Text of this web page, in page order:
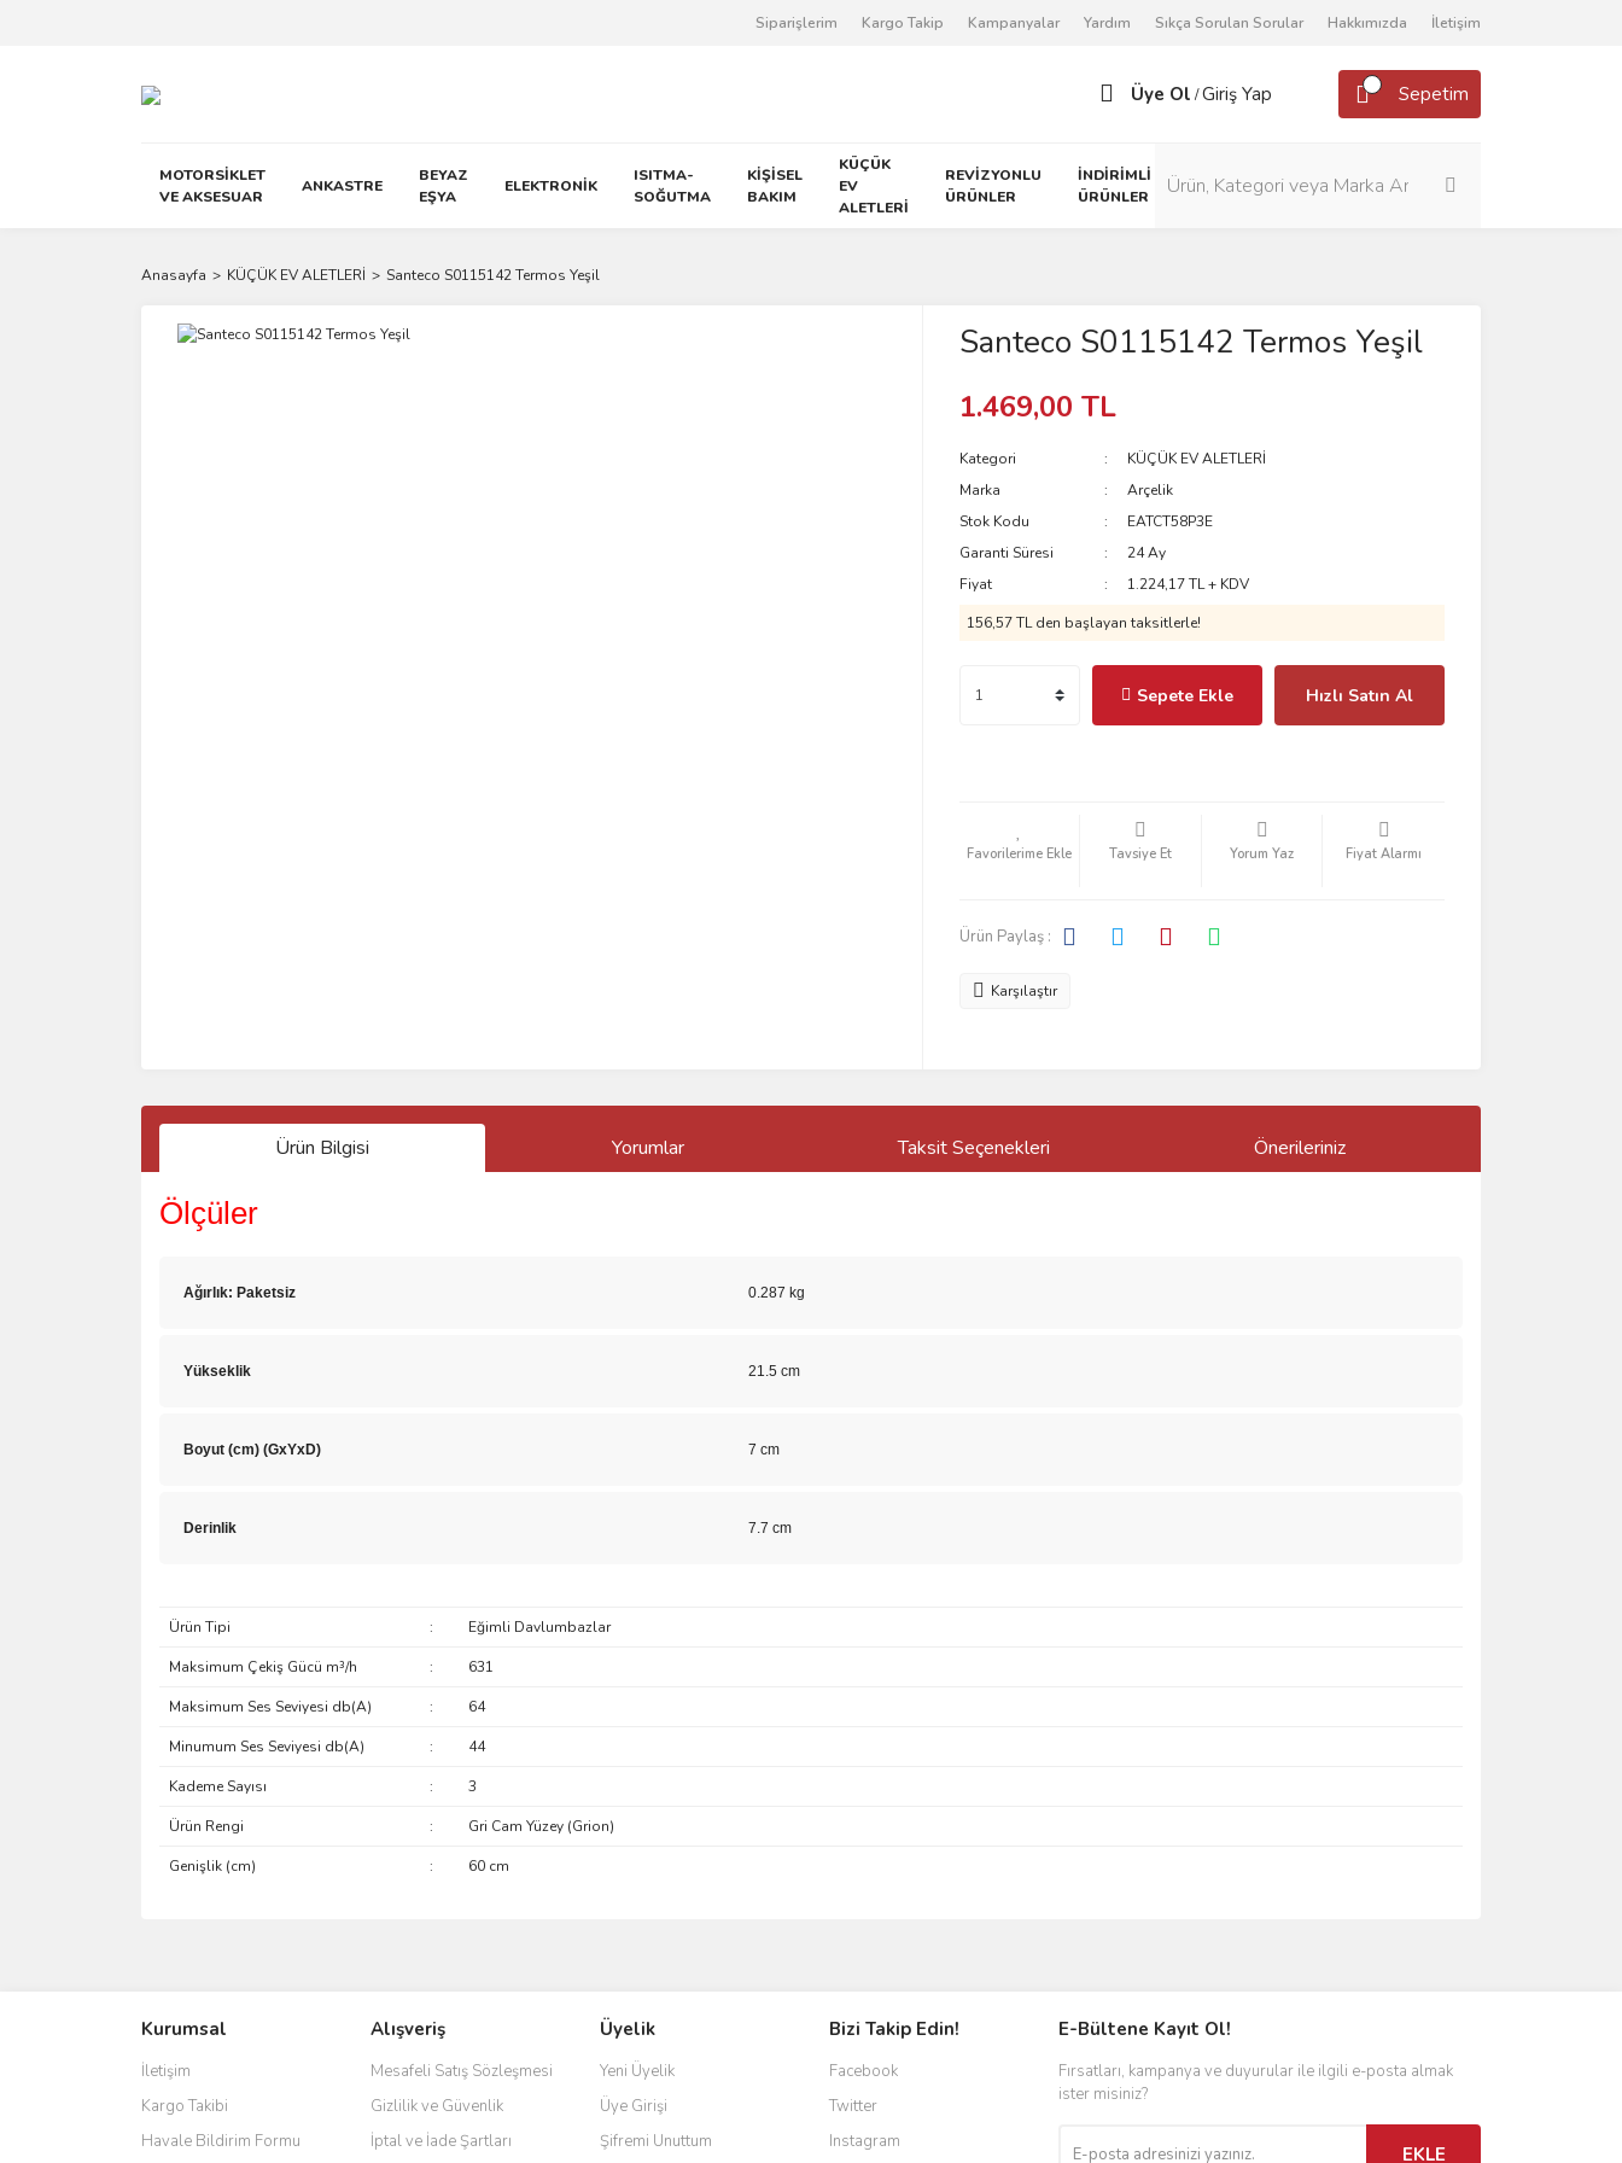
Siparişlerim Kargo Takip Kampanyalar Yardım Sıkça Sorulan Sorular Hakkımızda İletişim
Üye Ol /Giriş Yap Sepetim
MOTORSİKLET
VE AKSESUAR
ANKASTRE
BEYAZ
EŞYA
ELEKTRONİK
ISITMA-
SOĞUTMA
KİŞİSEL
BAKIM
KÜÇÜK
EV
ALETLERİ
REVİZYONLU
ÜRÜNLER
İNDİRİMLİ
ÜRÜNLER
Anasayfa KÜÇÜK EV ALETLERİ Santeco S0115142 Termos Yeşil
Santeco S0115142 Termos Yeşil
1.469,00 TL
Kategori
KÜÇÜK EV ALETLERİ
Marka
Arçelik
Stok Kodu
EATCT58P3E
Garanti Süresi
24 Ay
Fiyat
1.224,17 TL + KDV
156,57 TLden başlayan taksitlerle!
Sepete Ekle Hızlı Satın Al
Tavsiye Et Yorum Yaz Fiyat Alarmı
Ürün Paylaş :
Karşılaştır
Ürün Bilgisi Yorumlar Taksit Seçenekleri Önerileriniz
Ölçüler
Ağırlık: Paketsiz 0.287 kg
Yükseklik 21.5 cm
Boyut (cm) (GxYxD) 7 cm
Derinlik 7.7 cm
Ürün Tipi : Eğimli Davlumbazlar
Maksimum Çekiş Gücü m³/h : 631
Maksimum Ses Seviyesi db(A) : 64
Minumum Ses Seviyesi db(A) : 44
Kademe Sayısı : 3
Ürün Rengi : Gri Cam Yüzey (Grion)
Genişlik (cm) : 60 cm
Ürün resmi kalitesiz, bozuk veya görüntülenemiyor.
Ürün açıklamasında eksik bilgiler bulunuyor.
Ürün bilgilerinde hatalar bulunuyor.
Ürün fiyatı diğer sitelerden daha pahalı.
Kurumsal
İletişim
Kargo Takibi
Havale Bildirim Formu
Alışveriş
Mesafeli Satış Sözleşmesi
Gizlilik ve Güvenlik
İptal ve İade Şartları
Üyelik
Yeni Üyelik
Üye Girişi
Şifremi Unuttum
Bizi Takip Edin!
Facebook
Twitter
Instagram
E-Bültene Kayıt Ol!
Fırsatları, kampanya ve duyurular ile ilgili e-posta almak
ister misiniz?
EKLE